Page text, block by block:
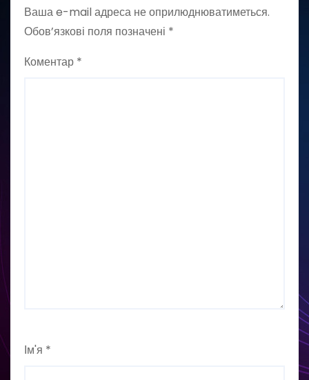
Ваша e-mail адреса не оприлюднюватиметься.
Обов’язкові поля позначені *
Коментар *
Ім'я *